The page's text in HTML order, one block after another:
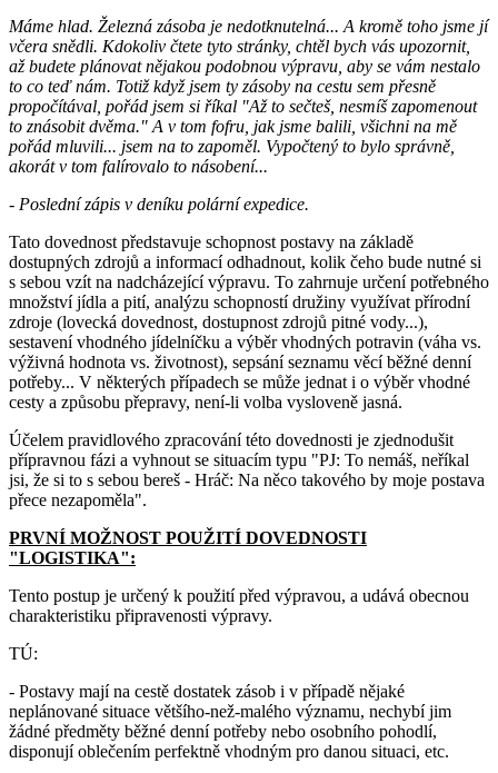
Máme hlad. Železná zásoba je nedotknutelná... A kromě toho jsme jí
včera snědli. Kdokoliv čtete tyto stránky, chtěl bych vás upozornit,
až budete plánovat nějakou podobnou výpravu, aby se vám nestalo
to co teď nám. Totiž když jsem ty zásoby na cestu sem přesně
propočítával, pořád jsem si říkal "Až to sečteš, nesmíš zapomenout
to znásobit dvěma." A v tom fofru, jak jsme balili, všichni na mě
pořád mluvili... jsem na to zapoměl. Vypočtený to bylo správně,
akorát v tom falírovalo to násobení...
- Poslední zápis v deníku polární expedice.
Tato dovednost představuje schopnost postavy na základě
dostupných zdrojů a informací odhadnout, kolik čeho bude nutné si
s sebou vzít na nadcházející výpravu. To zahrnuje určení potřebného
množství jídla a pití, analýzu schopností družiny využívat přírodní
zdroje (lovecká dovednost, dostupnost zdrojů pitné vody...),
sestavení vhodného jídelníčku a výběr vhodných potravin (váha vs.
výživná hodnota vs. životnost), sepsání seznamu věcí běžné denní
potřeby... V některých případech se může jednat i o výběr vhodné
cesty a způsobu přepravy, není-li volba vysloveně jasná.
Účelem pravidlového zpracování této dovednosti je zjednodušit
přípravnou fázi a vyhnout se situacím typu "PJ: To nemáš, neříkal
jsi, že si to s sebou bereš - Hráč: Na něco takového by moje postava
přece nezapoměla".
PRVNÍ MOŽNOST POUŽITÍ DOVEDNOSTI
"LOGISTIKA":
Tento postup je určený k použití před výpravou, a udává obecnou
charakteristiku připravenosti výpravy.
TÚ:
- Postavy mají na cestě dostatek zásob i v případě nějaké
neplánované situace většího-než-malého významu, nechybí jim
žádné předměty běžné denní potřeby nebo osobního pohodlí,
disponují oblečením perfektně vhodným pro danou situaci, etc.